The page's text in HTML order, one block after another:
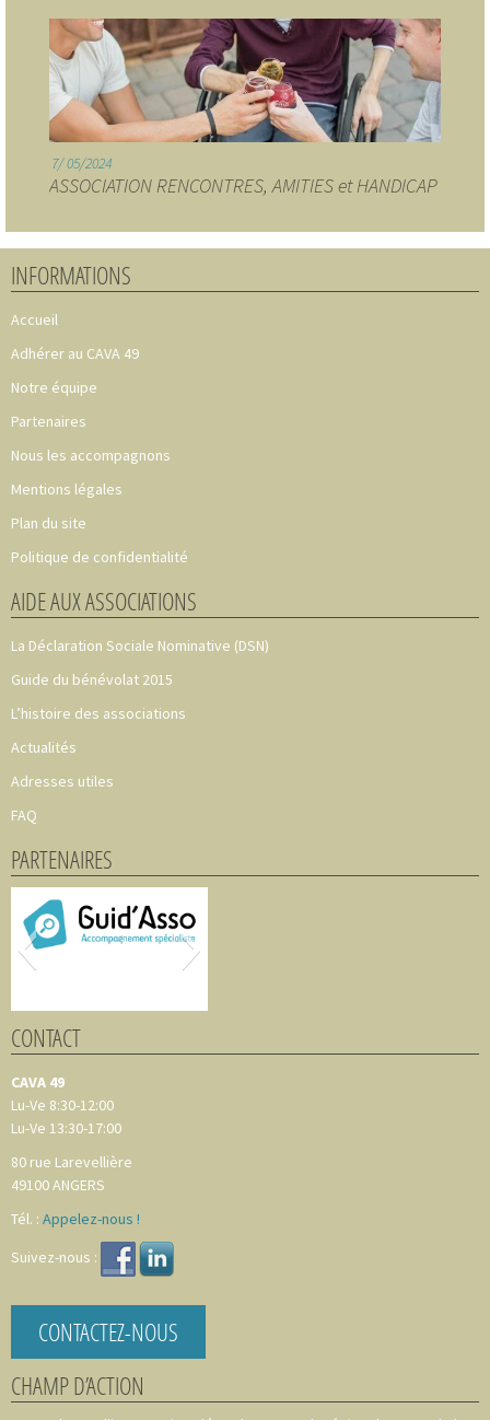
7 05/2024
ASSOCIATION RENCONTRES, AMITIES et HANDICAP
INFORMATIONS
Accueil
Adhérer au CAVA 49
Notre équipe
Partenaires
Nous les accompagnons
Mentions légales
Plan du site
Politique de confidentialité
AIDE AUX ASSOCIATIONS
La Déclaration Sociale Nominative (DSN)
Guide du bénévolat 2015
L’histoire des associations
Actualités
Adresses utiles
FAQ
PARTENAIRES
CONTACT
CAVA 49
Lu-Ve 8:30-12:00
Lu-Ve 13:30-17:00
80 rue Larevellière
49100ANGERS
Tél. : Appelez-nous !
Suivez-nous :
CONTACTEZ-NOUS
CHAMP D’ACTION